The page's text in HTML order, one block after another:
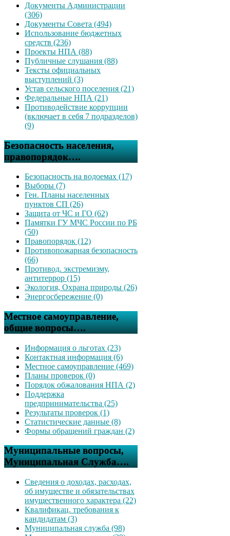
Документы Администрации
(306)
Документы Совета (494)
Использование бюджетных
средств (236)
Проекты НПА (88)
Публичные слушания (88)
Тексты официальных
выступлений (3)
Устав сельского поселения (21)
Федеральные НПА (21)
Противодействие коррупции
(включает в себя 7 подразделов)
(9)
Безопасность населения,
правопорядок….
Безопасность на водоемах (17)
Выборы (7)
Ген. Планы населенных
пунктов СП (26)
Защита от ЧС и ГО (62)
Памятки ГУ МЧС России по РБ
(50)
Правопорядок (12)
Противопожарная безопасность
(66)
Противод. экстремизму,
антитеррор (15)
Экология, Охрана природы (26)
Энергосбережение (0)
Местное самоуправление,
общие вопросы….
Информация о льготах (23)
Контактная информация (6)
Местное самоуправление (469)
Планы проверок (0)
Порядок обжалования НПА (2)
Поддержка
предпринимательства (25)
Результаты проверок (1)
Статистические данные (8)
Формы обращений граждан (2)
Муниципальные вопросы,
Муниципальная Служба….
Сведения о доходах, расходах,
об имуществе и обязательствах
имущественного характера (22)
Квалификац. требования к
кандидатам (3)
Муниципальная служба (98)